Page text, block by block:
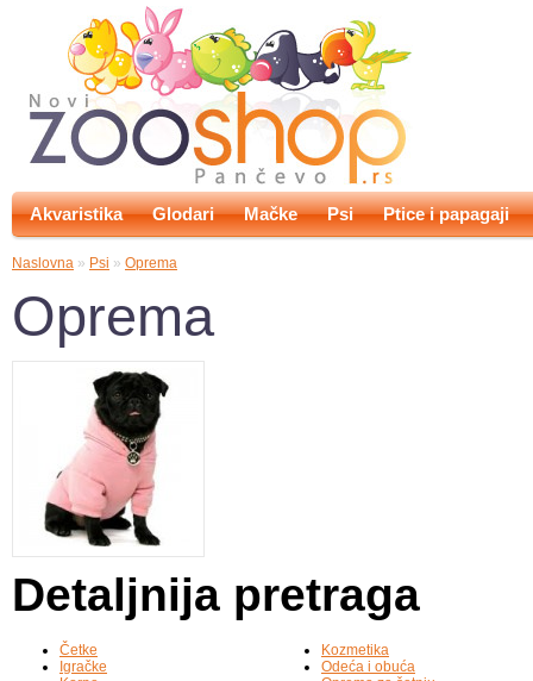
Akvaristika Glodari Mačke Psi Ptice i papagaji
Naslovna » Psi » Oprema
Oprema
Detaljnija pretraga
Četke
Igračke
Kozmetika
Odeća i obuća